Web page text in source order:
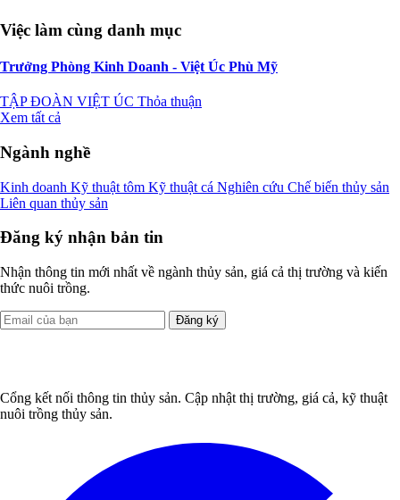
Việc làm cùng danh mục
Trưởng Phòng Kinh Doanh - Việt Úc Phù Mỹ
TẬP ĐOÀN VIỆT ÚC Thỏa thuận
Xem tất cả
Ngành nghề
Kinh doanh Kỹ thuật tôm Kỹ thuật cá Nghiên cứu Chế biến thủy sản
Liên quan thủy sản
Đăng ký nhận bản tin
Nhận thông tin mới nhất về ngành thủy sản, giá cả thị trường và kiến
thức nuôi trồng.
Đăng ký
Cổng kết nối thông tin thủy sản. Cập nhật thị trường, giá cả, kỹ thuật
nuôi trồng thủy sản.